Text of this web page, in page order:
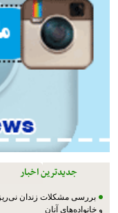
جدیدترین اخبار
بررسی مشکلات زندان نی‌ریز
و خانواده‌های آنان